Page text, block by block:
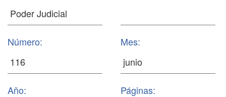
Número: Mes:
Año: Páginas: